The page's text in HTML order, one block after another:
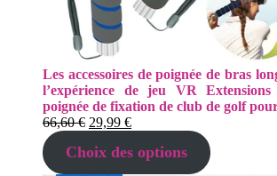
Les accessoires de poignée de bras
l’expérience de jeu VR
poignée de fixation de club de golf
66,60€ Le
initial
29,99 €Le
actuel
Choix des options